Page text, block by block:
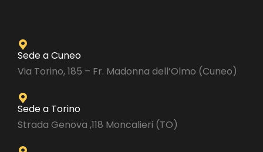
Sede a Cuneo
Via Torino, 185 – Fr. Madonna dell’Olmo (Cuneo)
Sede a Torino
Strada Genova ,118 Moncalieri (TO)